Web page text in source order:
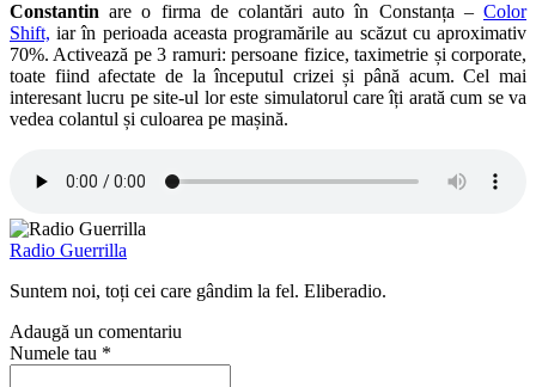
Constantin are o firma de colantări auto în Constanța – Color
Shift, iar în perioada aceasta programările au scăzut cu aproximativ
70%. Activează pe 3 ramuri: persoane fizice, taximetrie și corporate,
toate fiind afectate de la începutul crizei și până acum. Cel mai
interesant lucru pe site-ul lor este simulatorul care îți arată cum se va
vedea colantul și culoarea pe mașină.
Radio Guerrilla
Suntem noi, toți cei care gândim la fel. Eliberadio.
Adaugă un comentariu
Numele tau *